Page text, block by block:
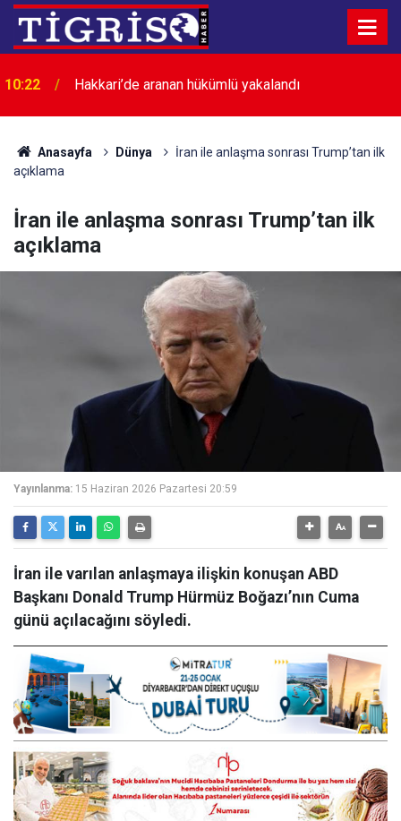
10:18 Adaylar için kritik gün: YKS tercihlerinde son saatler
Anasayfa Dünya
İran ile anlaşma sonrası Trump’tan ilk
açıklama
İran ile anlaşma sonrası Trump’tan ilk
açıklama
Yayınlanma: 15 Haziran 2026 Pazartesi 20:59
İran ile varılan anlaşmaya ilişkin konuşan ABD
Başkanı Donald Trump Hürmüz Boğazı’nın Cuma
günü açılacağını söyledi.